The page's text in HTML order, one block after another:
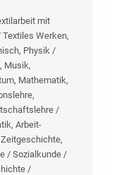
mit
Werken,
Physik /
Musik,
Mathematik,
/
Arbeit-
/ Sozialkunde /
/